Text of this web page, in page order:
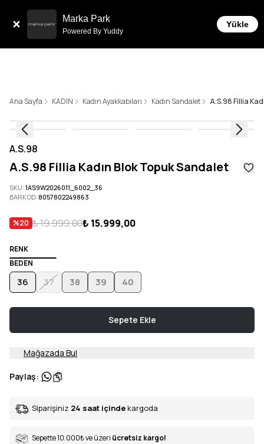
Marka Park
Powered By Yuddy
Yükle
Ana Sayfa KADIN Kadın Ayakkabıları Kadın Sandalet A.S.98 Fillia
A.S.98
A.S.98 Fillia Kadın Blok Topuk Sandalet
SKU:1AS9W2026011_6002_36
BARKOD: 8057802249863
%20 ₺ 19.999,00₺ 15.999,00
RENK
BEDEN
36 37 38 39 40
Sepete Ekle
Mağazada Bul
Paylaş:
Siparişiniz 24 saat içinde kargoda
Sepette 10.000₺ve üzeri ücretsiz kargo!